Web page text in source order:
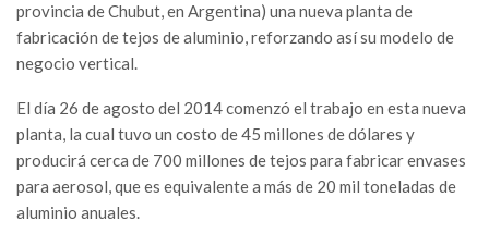
provincia de Chubut, en Argentina) una nueva planta de
fabricación de tejos de aluminio, reforzando así su modelo de
negocio vertical.
El día 26 de agosto del 2014 comenzó el trabajo en esta nueva
planta, la cual tuvo un costo de 45 millones de dólares y
producirá cerca de 700 millones de tejos para fabricar envases
para aerosol, que es equivalente a más de 20 mil toneladas de
aluminio anuales.